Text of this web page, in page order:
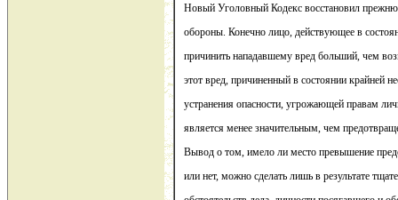
Новый Уголовный Кодекс восстановил
обороны. Конечно лицо, действующее в
причинить нападавшему вред больший, чем
этот вред, причиненный в состоянии крайней
устранения опасности, угрожающей правам
является менее значительным, чем
Вывод о том, имело ли место превышение
или нет, можно сделать лишь в результате